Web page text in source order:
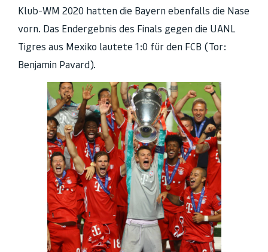
Klub-WM 2020 hatten die Bayern ebenfalls die Nase
vorn. Das Endergebnis des Finals gegen die UANL
Tigres aus Mexiko lautete 1:0 für den FCB (Tor:
Benjamin Pavard).